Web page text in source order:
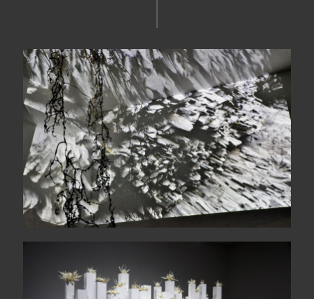
Suddenly, a magnetic dark
The wide sea comes each
morning